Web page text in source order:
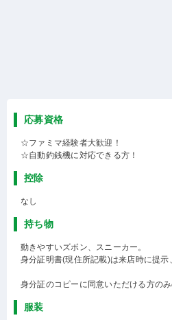
応募資格
☆ファミマ経験者大歓迎！
☆自動釣銭機に対応できる方！
控除
なし
持ち物
動きやすいズボン、スニーカー。
身分証明書(現住所記載)は来店時に提
身分証のコピーに同意いただける方の
服装